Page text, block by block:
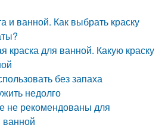
и ванной. Как выбрать краску
краска для ванной. Какую краску
без запаха
недолго
не рекомендованы для